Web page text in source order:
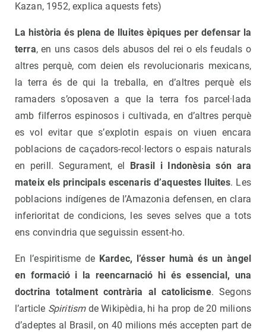
Kazan, 1952, explica aquests fets)
La història és plena de lluites èpiques per defensar la
terra, en uns casos dels abusos del rei o els feudals o
altres perquè, com deien els revolucionaris mexicans,
la terra és de qui la treballa, en d’altres perquè els
ramaders s’oposaven a que la terra fos parcel·lada
amb filferros espinosos i cultivada, en d’altres perquè
es vol evitar que s’explotin espais on viuen encara
poblacions de caçadors-recol·lectors o espais naturals
en perill. Segurament, el Brasil i Indonèsia són ara
mateix els principals escenaris d’aquestes lluites. Les
poblacions indígenes de l’Amazonia defensen, en clara
inferioritat de condicions, les seves selves que a tots
ens convindria que seguissin essent-ho.
En l’espiritisme de Kardec, l’ésser humà és un àngel
en formació i la reencarnació hi és essencial, una
doctrina totalment contrària al catolicisme. Segons
l’article Spiritismde Wikipèdia, hi ha prop de 20 milions
d’adeptes al Brasil, on 40 milions més accepten part de